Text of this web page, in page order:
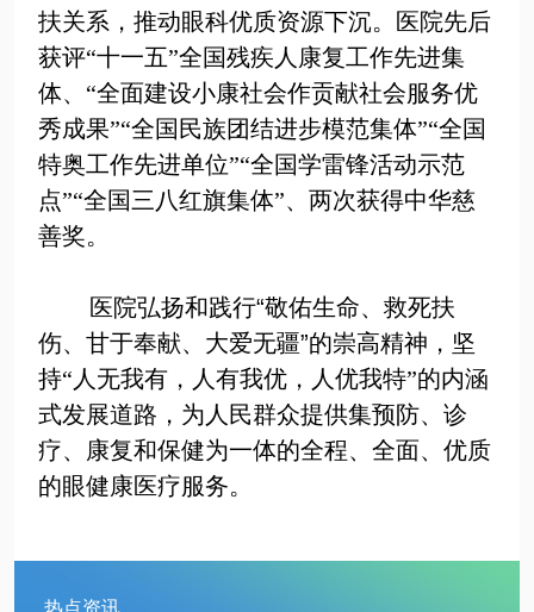
扶关系，推动眼科优质资源下沉。医院先后
获评“十一五”全国残疾人康复工作先进集
体、“全面建设小康社会作贡献社会服务优
秀成果”“全国民族团结进步模范集体”“全国
特奥工作先进单位”“全国学雷锋活动示范
点”“全国三八红旗集体”、两次获得中华慈
善奖。
医院弘扬和践行“敬佑生命、救死扶
伤、甘于奉献、大爱无疆”的崇高精神， 坚
持“人无我有，人有我优，人优我特”的内涵
式发展道路，为人民群众提供集预防、诊
疗、康复和保健为一体的全程、全面、优质
的眼健康医疗服务。
热点资讯